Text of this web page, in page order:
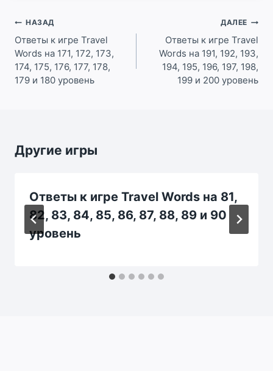
Навигация
по
записям
НАЗАД
Ответы к игре Travel
Words на 171, 172, 173,
174, 175, 176, 177, 178,
179 и 180 уровень
ДАЛЕЕ
Ответы к игре Travel
Words на 191, 192, 193,
194, 195, 196, 197, 198,
199 и 200 уровень
Другие игры
Ответы к игре Travel Words на 81,
82, 83, 84, 85, 86, 87, 88, 89 и 90
уровень